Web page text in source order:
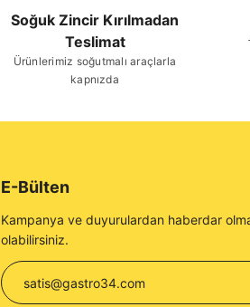
Soğuk Zincir Kırılmadan
Teslimat
Ürünlerimiz soğutmalı araçlarla
kapnızda
E-Bülten
Kampanya ve duyurulardan haberdar
olabilirsiniz.